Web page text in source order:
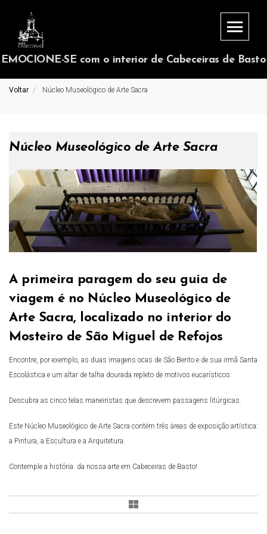
EMOCIONE-SE com o interior de Cabeceiras de Basto
Voltar Núcleo Museológico de Arte Sacra
Núcleo Museológico de Arte Sacra
A primeira paragem do seu guia de
viagem é no Núcleo Museológico de
Arte Sacra, localizado no interior do
Mosteiro de São Miguel de Refojos
Encontre, por exemplo, as duas imagens ocas de São Bento e de sua irmã Santa
Escolástica e um altar de talha dourada repleto de motivos eucarísticos.
Descubra as cinco telas maneiristas que descrevem passagens litúrgicas.
Este Núcleo Museológico de Arte Sacra contém três áreas de exposição artística:
a Pintura, a Escultura e a Arquitetura.
Contemple a história da nossa arte em Cabeceiras de Basto!